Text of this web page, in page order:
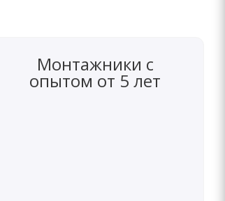
Монтажники с
опытом от 5 лет